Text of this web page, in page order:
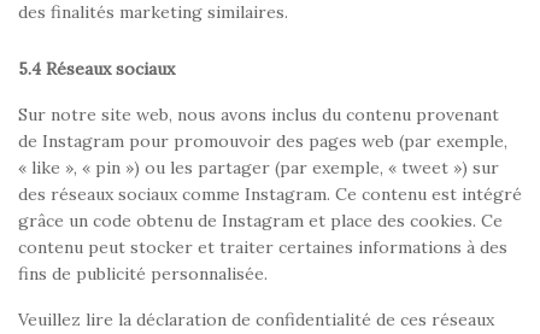
des finalités marketing similaires.
5.4 Réseaux sociaux
Sur notre site web, nous avons inclus du contenu provenant
de Instagram pour promouvoir des pages web (par exemple,
« like », « pin ») ou les partager (par exemple, « tweet ») sur
des réseaux sociaux comme Instagram. Ce contenu est intégré
grâce un code obtenu de Instagram et place des cookies. Ce
contenu peut stocker et traiter certaines informations à des
fins de publicité personnalisée.
Veuillez lire la déclaration de confidentialité de ces réseaux